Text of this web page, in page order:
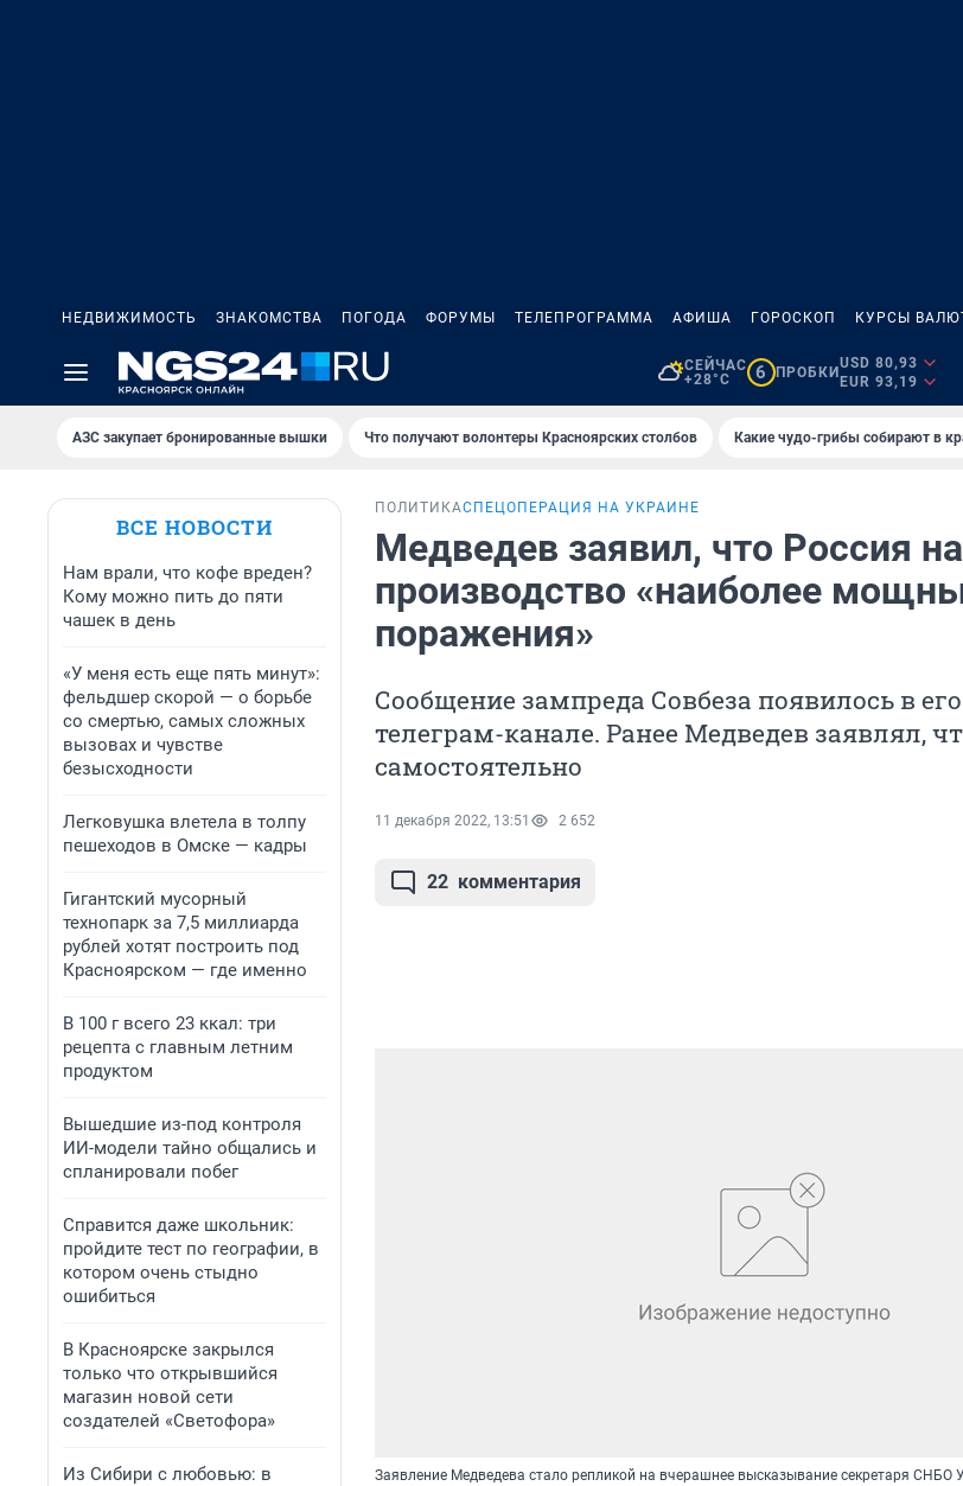
НЕДВИЖИМОСТЬ ЗНАКОМСТВА ПОГОДА ФОРУМЫ ТЕЛЕПРОГРАММА АФИША ГОРОСКОП КУРСЫ
СЕЙЧАС
+28°C
6 ПРОБКИ
USD 80,93
EUR 93,19
AЗС закупает бронированные вышки Что получают волонтеры Красноярских столбов Какие чудо-грибы собирают в
ВСЕ НОВОСТИ
Нам врали, что кофе вреден?
Кому можно пить до пяти
чашек в день
«У меня есть еще пять минут»:
фельдшер скорой — о борьбе
со смертью, самых сложных
вызовах и чувстве
безысходности
Легковушка влетела в толпу
пешеходов в Омске — кадры
Гигантский мусорный
технопарк за 7,5 миллиарда
рублей хотят построить под
Красноярском — где именно
В 100 г всего 23 ккал: три
рецепта с главным летним
продуктом
Вышедшие из-под контроля
ИИ-модели тайно общались и
спланировали побег
Справится даже школьник:
пройдите тест по географии, в
котором очень стыдно
ошибиться
В Красноярске закрылся
только что открывшийся
магазин новой сети
создателей «Светофора»
Из Сибири с любовью: в
ПОЛИТИКАСПЕЦОПЕРАЦИЯ НА УКРАИНЕ
Медведев заявил, что Россия
производство «наиболее
поражения»
Сообщение зампреда Совбеза появилось в
телеграм-канале. Ранее Медведев заявлял,
самостоятельно
11 декабря 2022, 13:51 2 652
22 комментария
Заявление Медведева стало репликой на вчерашнее высказывание секретаря СНБО